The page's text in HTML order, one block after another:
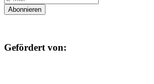
Gefördert von: